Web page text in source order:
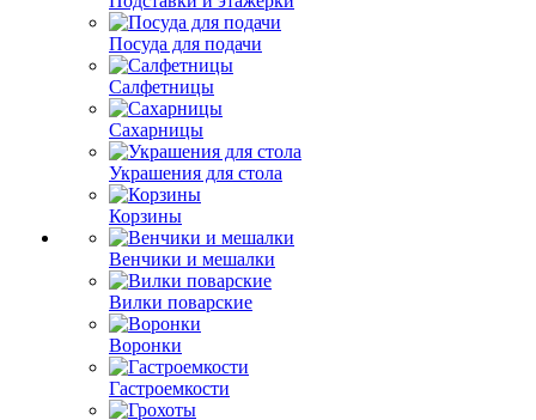
Посуда для подачи
Салфетницы
Сахарницы
Украшения для стола
Корзины
Венчики и мешалки
Вилки поварские
Воронки
Гастроемкости